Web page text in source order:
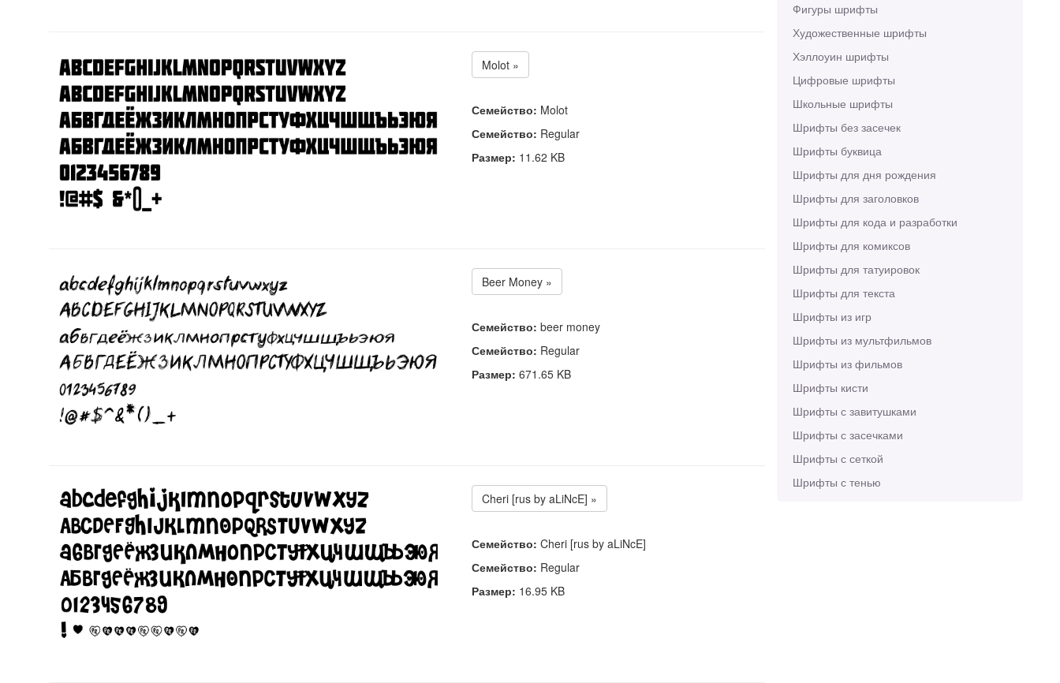
Фигуры шрифты
Художественные шрифты
Хэллоуин шрифты
Цифровые шрифты
Школьные шрифты
Шрифты без засечек
Шрифты буквица
Шрифты для дня рождения
Шрифты для заголовков
Шрифты для кода и разработки
Шрифты для комиксов
Шрифты для татуировок
Шрифты для текста
Шрифты из игр
Шрифты из мультфильмов
Шрифты из фильмов
Шрифты кисти
Шрифты с завитушками
Шрифты с засечками
Шрифты с сеткой
Шрифты с тенью
Molot »
Семейство: Molot
Семейство: Regular
Размер: 11.62 KB
Beer Money »
Семейство: beer money
Семейство: Regular
Размер: 671.65 KB
Cheri [rus by aLiNcE] »
Семейство: Cheri [rus by aLiNcE]
Семейство: Regular
Размер: 16.95 KB